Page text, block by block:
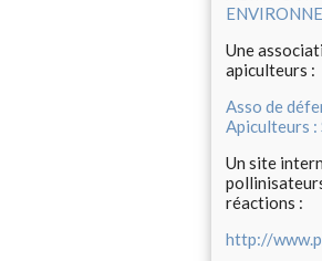
Une
apiculteurs :
Asso de
Apiculteurs :
Un site
réactions :
http://